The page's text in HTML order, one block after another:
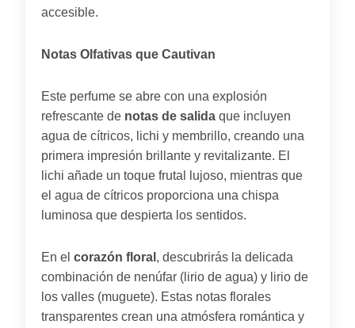
accesible.
Notas Olfativas que Cautivan
Este perfume se abre con una explosión
refrescante de notas de salida que incluyen
agua de cítricos, lichi y membrillo, creando una
primera impresión brillante y revitalizante. El
lichi añade un toque frutal lujoso, mientras que
el agua de cítricos proporciona una chispa
luminosa que despierta los sentidos.
En el corazón floral , descubrirás la delicada
combinación de nenúfar (lirio de agua) y lirio de
los valles (muguete). Estas notas florales
transparentes crean una atmósfera romántica y